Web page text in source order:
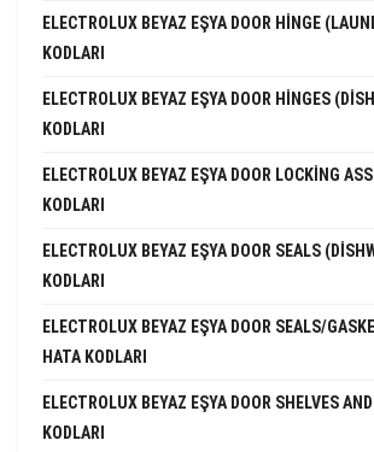
ELECTROLUX BEYAZ EŞYA DOOR HINGE
KODLARI
ELECTROLUX BEYAZ EŞYA DOOR HINGES
KODLARI
ELECTROLUX BEYAZ EŞYA DOOR LOCKING
KODLARI
ELECTROLUX BEYAZ EŞYA DOOR SEALS
KODLARI
ELECTROLUX BEYAZ EŞYA DOOR SEALS/
HATA KODLARI
ELECTROLUX BEYAZ EŞYA DOOR SHELVES
KODLARI